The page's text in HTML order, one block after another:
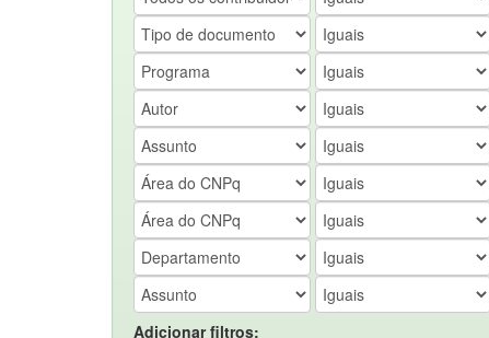
Adicionar filtros: